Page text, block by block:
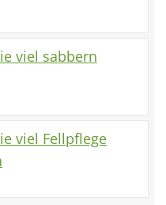
viel sabbern
viel Fellpflege